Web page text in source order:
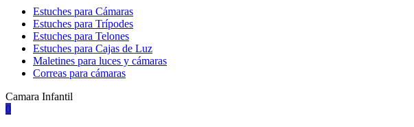
Estuches para Cámaras
Estuches para Trípodes
Estuches para Telones
Estuches para Cajas de Luz
Maletines para luces y cámaras
Correas para cámaras
Camara Infantil
0